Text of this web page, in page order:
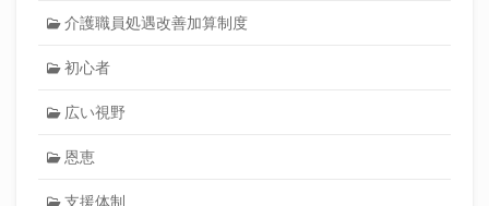
介護職員処遇改善加算制度
初心者
広い視野
恩恵
支援体制